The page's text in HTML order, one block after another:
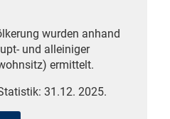
wurden anhand
und alleiniger
ermittelt.
31.12. 2025.